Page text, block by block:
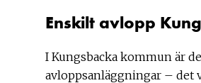
Enskilt avlopp
I Kungsbacka kommun är
avloppsanläggningar – det